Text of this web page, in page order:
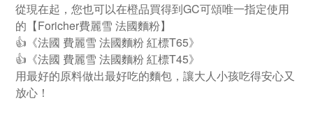
從現在起，您也可以在橙品買得到GC可頌唯一指定使用
的【Foricher費麗雪 法國麵粉】
👍《法國 費麗雪 法國麵粉 紅標T65》
👍《法國 費麗雪 法國麵粉 紅標T45》
用最好的原料做出最好吃的麵包，讓大人小孩吃得安心又
放心！